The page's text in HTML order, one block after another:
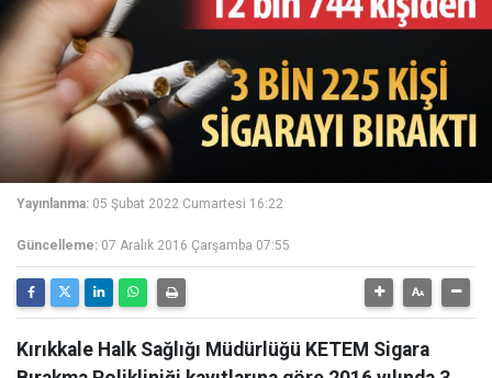
Yayınlanma: 05 Şubat 2022 Cumartesi 16:22
Güncelleme: 07 Aralık 2016 Çarşamba 07:55
Kırıkkale Halk Sağlığı Müdürlüğü KETEM Sigara